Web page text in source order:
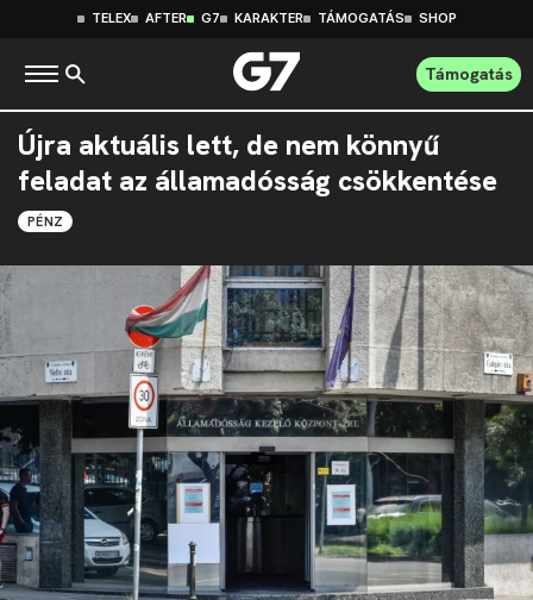
TELEX AFTER G7 KARAKTER TÁMOGATÁS SHOP
Támogatás
Újra aktuális lett, de nem könnyű
feladat az államadósság csökkentése
PÉNZ